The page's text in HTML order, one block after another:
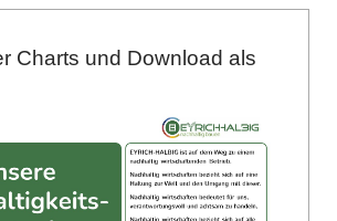
Charts und Download als